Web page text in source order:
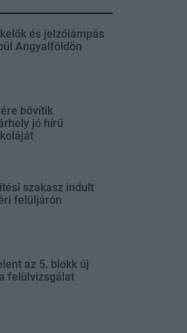
és jelzőlámpás
Angyalföldön
bővítik
jó hírű
szakasz indult
felüljárón
az 5. blokk új
felülvizsgálat